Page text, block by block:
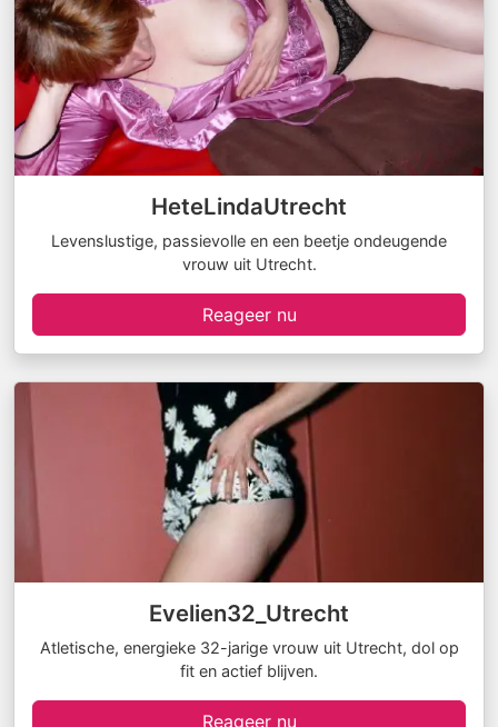
HeteLindaUtrecht
Levenslustige, passievolle en een beetje ondeugende
vrouw uit Utrecht.
Reageer nu
Evelien32_Utrecht
Atletische, energieke 32-jarige vrouw uit Utrecht, dol op
fit en actief blijven.
Reageer nu